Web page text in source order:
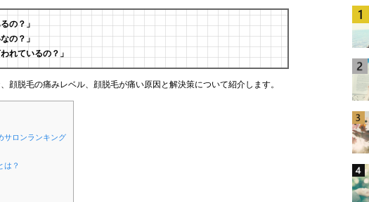
の？」
の？」
れているの？」
顔脱毛の痛みレベル、顔脱毛が痛い原因と解決策について紹介します。
サロンランキング
は？